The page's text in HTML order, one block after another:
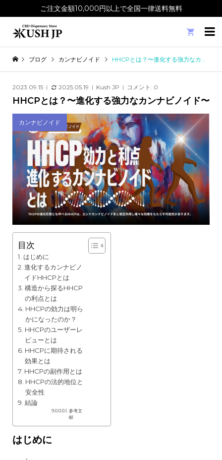
ご注文金額10,000円以上で全国一律送料無料

ブログ カンナビノイド HHCPとは？〜進化する強力なカンナビノイド〜
2023.09.15 2025.05.19 Kush JP コメント: 0
HHCPとは？〜進化する強力なカンナビノイド〜
カンナビノイド
目次
はじめに
進化するカンナビノ
イドHHCPとは
構造から探るHHCP
の利点とは
HHCPの効力は明ら
かになったのか？
HHCPのユーザーレ
ビューとは
HHCPに期待される
効果とは
HHCPの副作用とは
HHCPの法的地位と
安全性
結論
参考文
献
はじめに